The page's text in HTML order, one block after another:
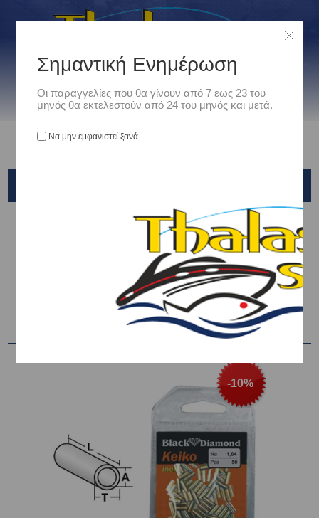
Είδη Αλιείας /
ΣΤΡΙΦΤΑΡΙΑ - ΠΑΡΑΜΑΝΕΣ - ΚΡΙΚΑΚΙΑ - ΕΞΑΡΤΗΜΑΤΑ ΑΡΜΑΤΩΣΙΑΣ /
Sleeve
Ταξινόμηση ανά
-10%
Σημαντική Ενημέρωση
Οι παραγγελίες που θα γίνουν από 7 εως 23 του
μηνός θα εκτελεστούν από 24 του μηνός και μετά.
Να μην εμφανιστεί ξανά